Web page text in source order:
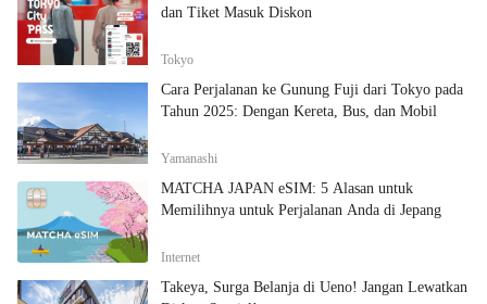
dan Tiket Masuk Diskon
Tokyo
Cara Perjalanan ke Gunung Fuji dari Tokyo pada
Tahun 2025: Dengan Kereta, Bus, dan Mobil
Yamanashi
MATCHA JAPAN eSIM: 5 Alasan untuk
Memilihnya untuk Perjalanan Anda di Jepang
Internet
Takeya, Surga Belanja di Ueno! Jangan Lewatkan